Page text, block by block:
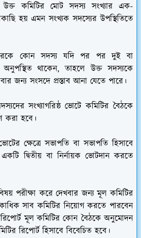
উক্ত কমিটির মোট সদস্য সংখ্যার এক-
হয় এমন সংখ্যক সদস্যের উপস্থিতিতে
কোন সদস্য যদি পর পর দুই বা
থাকেন, তাহলে উক্ত সদস্যকে
জন্য সংসদে প্রস্তাব আনা যেতে পারে।
সংখ্যাগরিষ্ঠ ভোটে কমিটির বৈঠকে
করা হবে।
ক্ষেত্রে সভাপতি বা সভাপতি হিসাবে
একটি দ্বিতীয় বা নির্নায়ক ভোটদান করতে
পরীক্ষা করে দেখবার জন্য মূল কমিটির
সাব কমিটির নিয়োগ করতে পারবেন
মূল কমিটির কোন বৈঠকে অনুমোদন
রিপোর্ট হিসাবে বিবেচিত হবে।